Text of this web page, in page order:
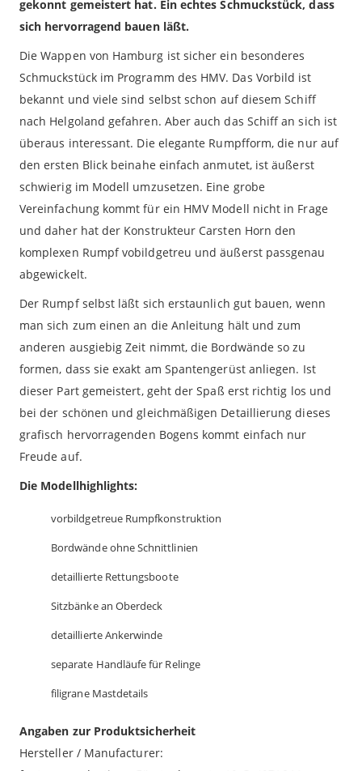
gekonnt gemeistert hat. Ein echtes Schmuckstück, dass
sich hervorragend bauen läßt.
Die Wappen von Hamburg ist sicher ein besonderes
Schmuckstück im Programm des HMV. Das Vorbild ist
bekannt und viele sind selbst schon auf diesem Schiff
nach Helgoland gefahren. Aber auch das Schiff an sich ist
überaus interessant. Die elegante Rumpfform, die nur auf
den ersten Blick beinahe einfach anmutet, ist äußerst
schwierig im Modell umzusetzen. Eine grobe
Vereinfachung kommt für ein HMV Modell nicht in Frage
und daher hat der Konstrukteur Carsten Horn den
komplexen Rumpf vobildgetreu und äußerst passgenau
abgewickelt.
Der Rumpf selbst läßt sich erstaunlich gut bauen, wenn
man sich zum einen an die Anleitung hält und zum
anderen ausgiebig Zeit nimmt, die Bordwände so zu
formen, dass sie exakt am Spantengerüst anliegen. Ist
dieser Part gemeistert, geht der Spaß erst richtig los und
bei der schönen und gleichmäßigen Detaillierung dieses
grafisch hervorragenden Bogens kommt einfach nur
Freude auf.
Die Modellhighlights:
vorbildgetreue Rumpfkonstruktion
Bordwände ohne Schnittlinien
detaillierte Rettungsboote
Sitzbänke an Oberdeck
detaillierte Ankerwinde
separate Handläufe für Relinge
filigrane Mastdetails
Angaben zur Produktsicherheit
Hersteller / Manufacturer: